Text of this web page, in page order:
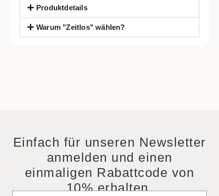
Produktdetails
Warum "Zeitlos" wählen?
Einfach für unseren Newsletter
anmelden und einen
einmaligen Rabattcode von
10% erhalten.